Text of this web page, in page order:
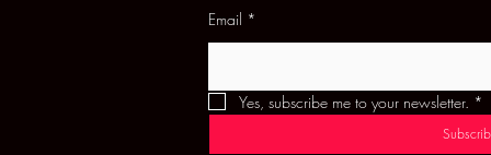
Email *
Yes, subscribe me to your newsletter. *